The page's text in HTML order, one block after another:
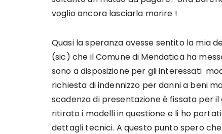
voglio ancora lasciarla morire !
Quasi la speranza avesse sentito la mia
(sic) che il Comune di Mendatica ha
sono a disposizione per gli interessati
richiesta di indennizzo per danni a beni
scadenza di presentazione è fissata per
ritirato i modelli in questione e li ho
dettagli tecnici. A questo punto spero